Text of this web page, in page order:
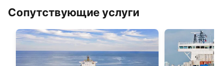
Сопутствующие услуги